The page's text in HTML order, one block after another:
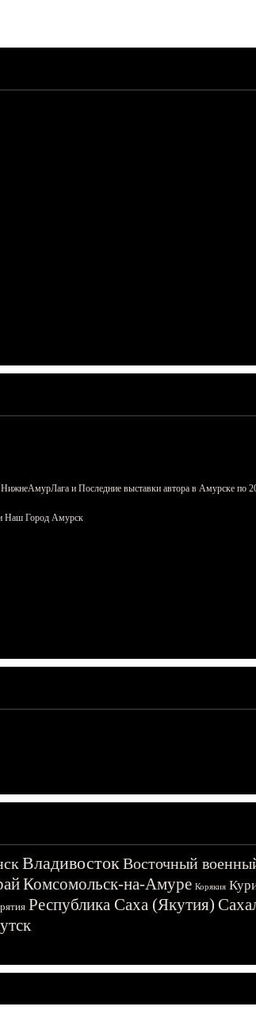
и Последние выставки автора в Амурске по
и Наш Город Амурск
ВладивостокВосточный
Комсомольск-на-Амуре Корякия
Республика Саха (Якутия)